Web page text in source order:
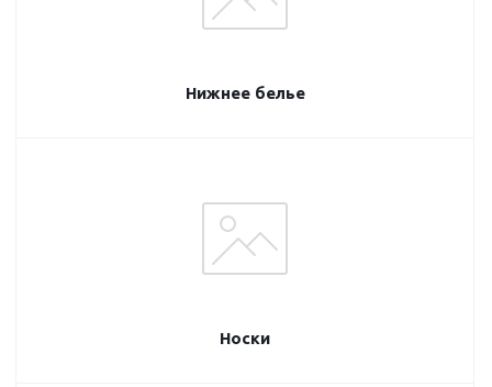
Нижнее белье
Носки